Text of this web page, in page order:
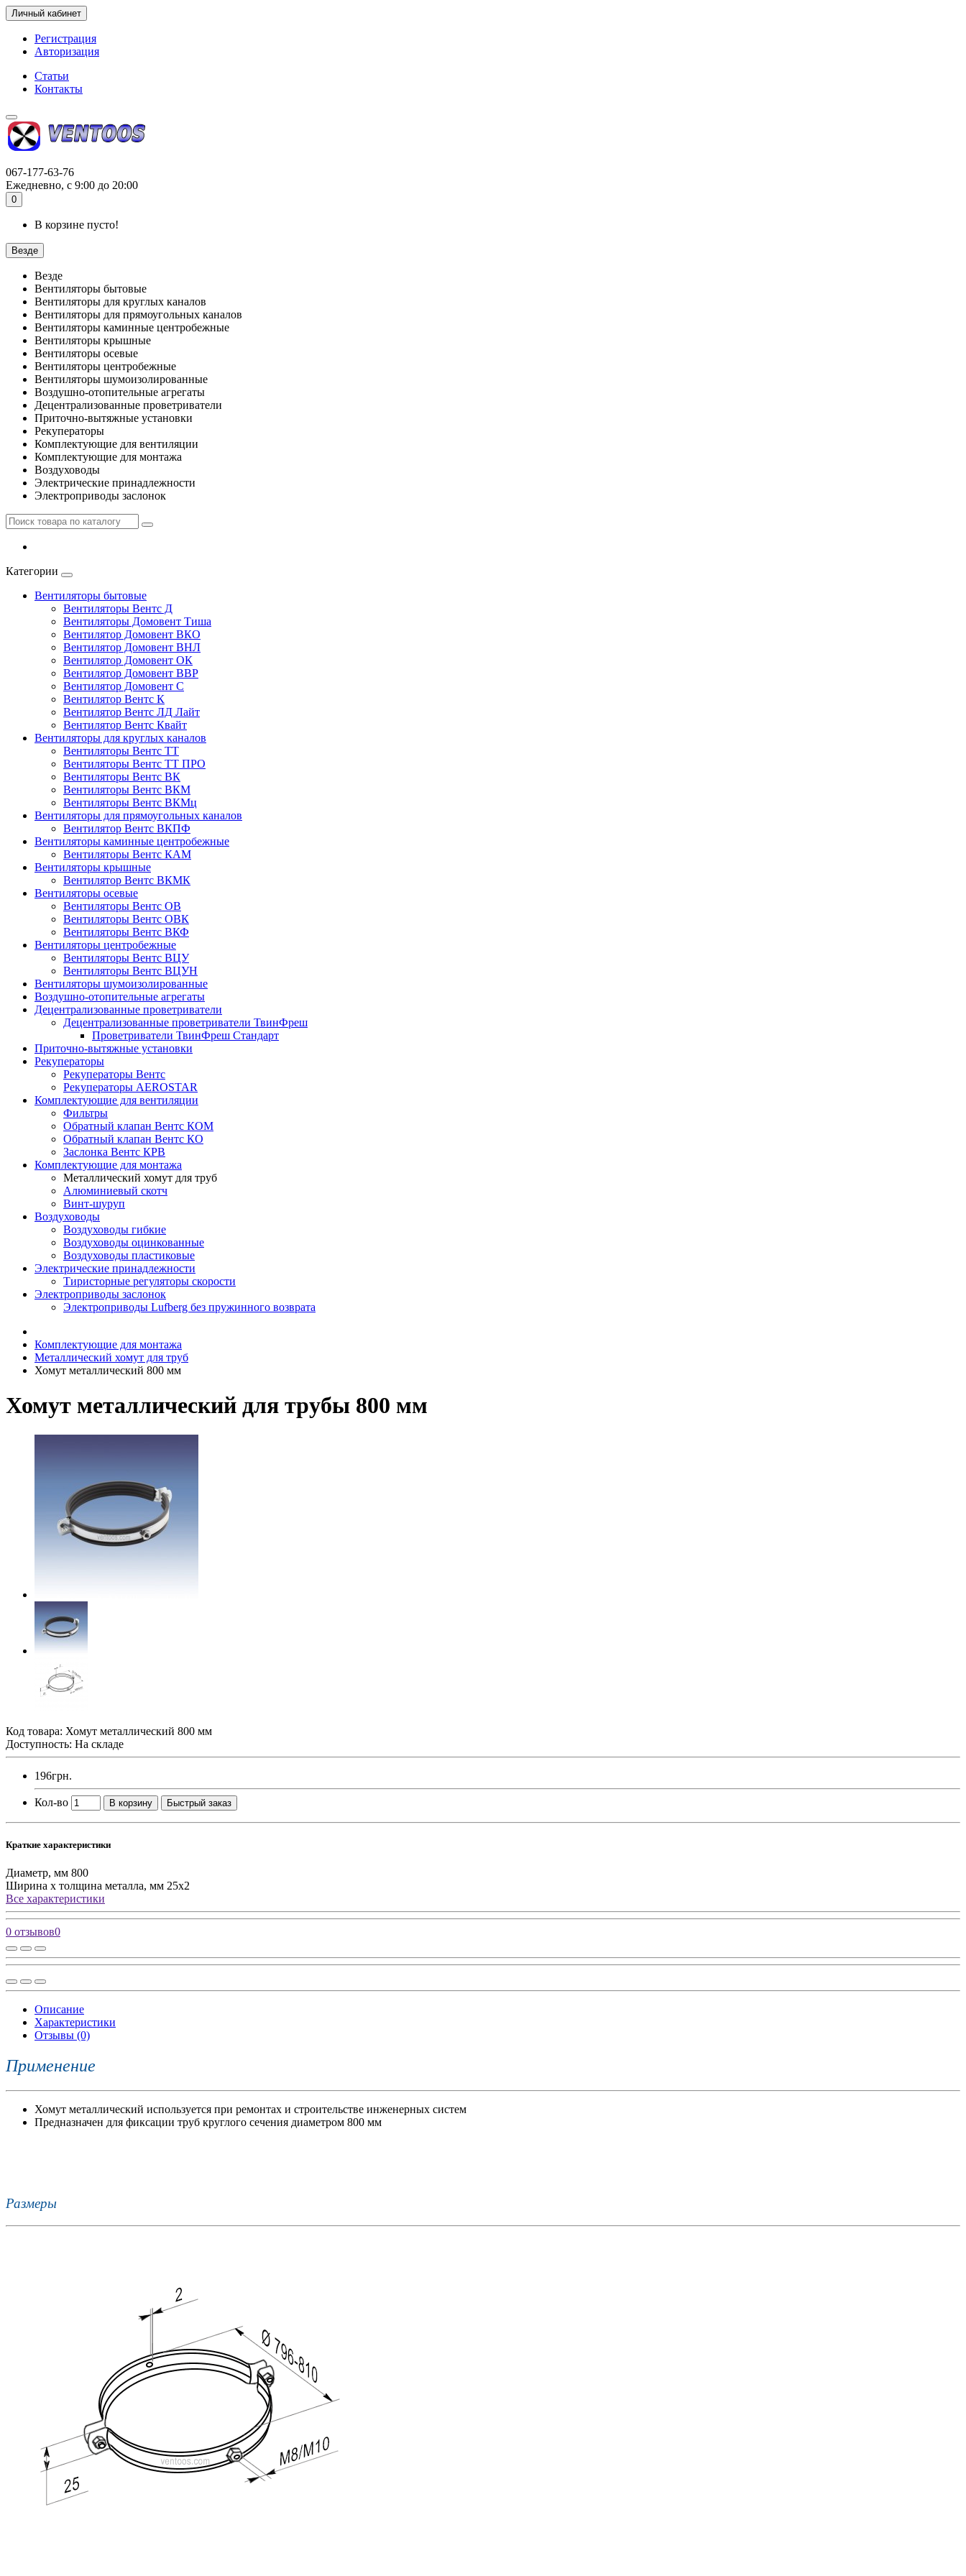
Личный кабинет
Регистрация
Авторизация
Статьи
Контакты
067-177-63-76
Ежедневно, с 9:00 до 20:00
0
В корзине пусто!
Везде
Везде
Вентиляторы бытовые
Вентиляторы для круглых каналов
Вентиляторы для прямоугольных каналов
Вентиляторы каминные центробежные
Вентиляторы крышные
Вентиляторы осевые
Вентиляторы центробежные
Вентиляторы шумоизолированные
Воздушно-отопительные агрегаты
Децентрализованные проветриватели
Приточно-вытяжные установки
Рекуператоры
Комплектующие для вентиляции
Комплектующие для монтажа
Воздуховоды
Электрические принадлежности
Электроприводы заслонок
Категории
Вентиляторы бытовые
Вентиляторы Вентс Д
Вентиляторы Домовент Тиша
Вентилятор Домовент ВКО
Вентилятор Домовент ВНЛ
Вентилятор Домовент ОК
Вентилятор Домовент ВВР
Вентилятор Домовент С
Вентилятор Вентс К
Вентилятор Вентс ЛД Лайт
Вентилятор Вентс Квайт
Вентиляторы для круглых каналов
Вентиляторы Вентс ТТ
Вентиляторы Вентс ТТ ПРО
Вентиляторы Вентс ВК
Вентиляторы Вентс ВКМ
Вентиляторы Вентс ВКМц
Вентиляторы для прямоугольных каналов
Вентилятор Вентс ВКПФ
Вентиляторы каминные центробежные
Вентиляторы Вентс КАМ
Вентиляторы крышные
Вентилятор Вентс ВКМК
Вентиляторы осевые
Вентиляторы Вентс ОВ
Вентиляторы Вентс ОВК
Вентиляторы Вентс ВКФ
Вентиляторы центробежные
Вентиляторы Вентс ВЦУ
Вентиляторы Вентс ВЦУН
Вентиляторы шумоизолированные
Воздушно-отопительные агрегаты
Децентрализованные проветриватели
Децентрализованные проветриватели ТвинФреш
Проветриватели ТвинФреш Стандарт
Приточно-вытяжные установки
Рекуператоры
Рекуператоры Вентс
Рекуператоры AEROSTAR
Комплектующие для вентиляции
Фильтры
Обратный клапан Вентс КОМ
Обратный клапан Вентс КО
Заслонка Вентс КРВ
Комплектующие для монтажа
Металлический хомут для труб
Алюминиевый скотч
Винт-шуруп
Воздуховоды
Воздуховоды гибкие
Воздуховоды оцинкованные
Воздуховоды пластиковые
Электрические принадлежности
Тиристорные регуляторы скорости
Электроприводы заслонок
Электроприводы Lufberg без пружинного возврата
Комплектующие для монтажа
Металлический хомут для труб
Хомут металлический 800 мм
Хомут металлический для трубы 800 мм
Код товара: Хомут металлический 800 мм
Доступность: На складе
196грн.
Кол-во В корзину Быстрый заказ
Краткие характеристики
Диаметр, мм 800
Ширина х толщина металла, мм 25х2
Все характеристики
0 отзывов0
Описание
Характеристики
Отзывы (0)
Применение
Хомут металлический используется при ремонтах и строительстве инженерных систем
Предназначен для фиксации труб круглого сечения диаметром 800 мм
Размеры